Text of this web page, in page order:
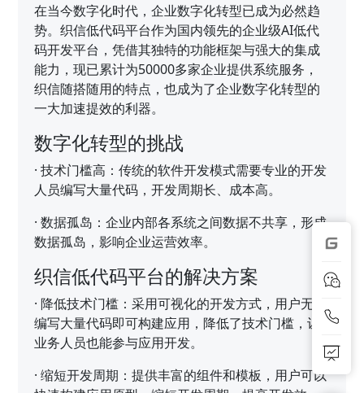
在当今数字化时代，企业数字化转型已成为必然趋
势。织信低代码平台作为国内领先的企业级AI低代
码开发平台，凭借其独特的功能框架与强大的集成
能力，现已累计为50000多家企业提供系统服务，
织信随搭随用的特点，也成为了企业数字化转型的
一大加速提效的利器。
数字化转型的挑战
·技术门槛高：传统的软件开发模式需要专业的开发
人员编写大量代码，开发周期长、成本高。
·数据孤岛：企业内部各系统之间数据不共享，形成
数据孤岛，影响企业运营效率。
织信低代码平台的解决方案
·降低技术门槛：采用可视化的开发方式，用户无需
编写大量代码即可构建应用，降低了技术门槛，让
业务人员也能参与应用开发。
·缩短开发周期：提供丰富的组件和模板，用户可以